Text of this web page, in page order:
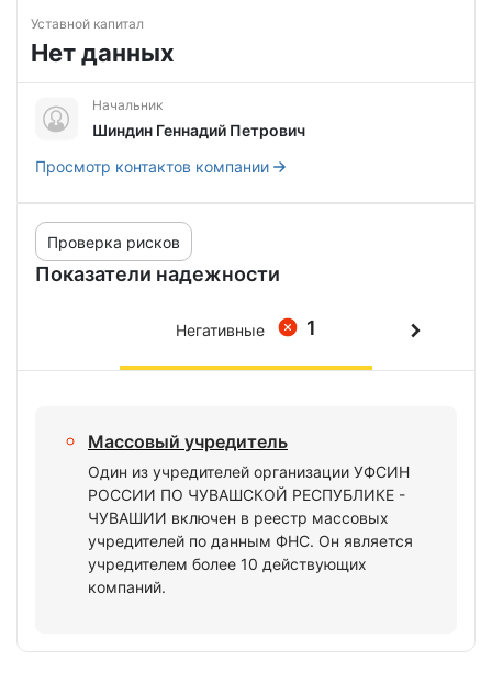
Уставной капитал
Нет данных
Начальник
Шиндин Геннадий Петрович
Просмотр контактов компании
Показатели надежности
Проверка рисков
1
Негативные
Массовый учредитель
Один из учредителей организации УФСИН
РОССИИ ПО ЧУВАШСКОЙ РЕСПУБЛИКЕ -
ЧУВАШИИ включен в реестр массовых
учредителей по данным ФНС. Он является
учредителем более 10 действующих
компаний.